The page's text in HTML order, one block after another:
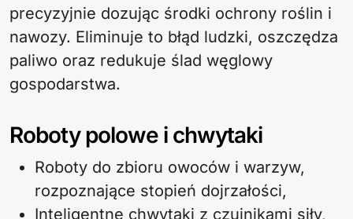
precyzyjnie dozując środki ochrony roślin i
nawozy. Eliminuje to błąd ludzki, oszczędza
paliwo oraz redukuje ślad węglowy
gospodarstwa.
Roboty polowe i chwytaki
Roboty do zbioru owoców i warzyw,
rozpoznające stopień dojrzałości,
Inteligentne chwytaki z czujnikami siły,